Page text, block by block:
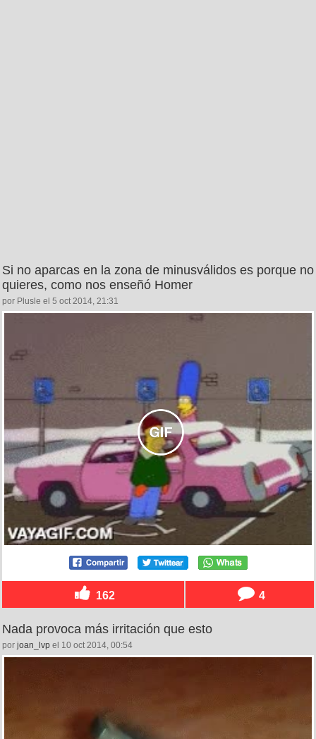
Si no aparcas en la zona de minusválidos es porque no
quieres, como nos enseñó Homer
por Plusle el 5 oct 2014, 21:31
162 4
Nada provoca más irritación que esto
por joan_lvp el 10 oct 2014, 00:54